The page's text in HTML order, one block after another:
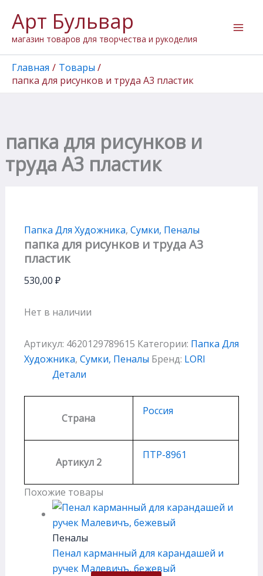
содержимому
Арт Бульвар
магазин товаров для творчества и рукоделия
Главная
Товары
папка для рисунков и труда А3 пластик
папка для рисунков и
труда А3 пластик
Папка Для Художника, Сумки, Пеналы
папка для рисунков и труда А3
пластик
530,00 ₽
Нет в наличии
Артикул: 4620129789615 Категории: Папка Для
Художника, Сумки, Пеналы Бренд: LORI
Детали
Страна
Россия
Артикул 2
ПТР-8961
Похожие товары
Пеналы
Пенал карманный для карандашей и
ручек Малевичъ, бежевый